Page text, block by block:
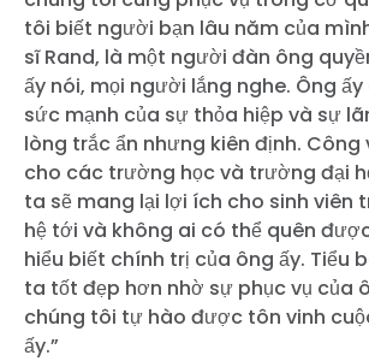
tôi biết người bạn lâu năm của
sĩ Rand, là một người đàn ông
ấy nói, mọi người lắng nghe. Ông
sức mạnh của sự thỏa hiệp và sự
lòng trắc ẩn nhưng kiên định. Công
cho các trường học và trường đại
ta sẽ mang lại lợi ích cho sinh viên
hệ tới và không ai có thể quên
hiểu biết chính trị của ông ấy. Tiểu
ta tốt đẹp hơn nhờ sự phục vụ của
chúng tôi tự hào được tôn vinh
ấy.”